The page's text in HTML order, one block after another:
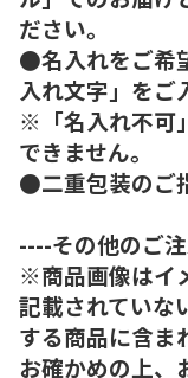
ださい。
●名入れをご希
入れ文字」をご
※「名入れ不可
できません。
●二重包装のご
----その他のご
※商品画像はイ
記載されていな
する商品に含ま
お確かめの上、